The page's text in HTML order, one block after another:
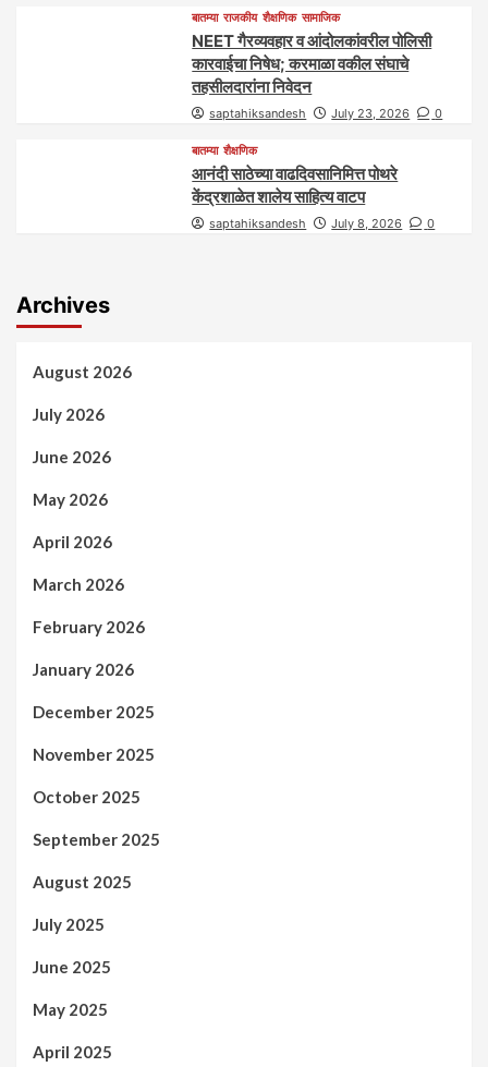
बातम्या राजकीय शैक्षणिक सामाजिक
NEET गैरव्यवहार व आंदोलकांवरील पोलिसी
कारवाईचा निषेध; करमाळा वकील संघाचे
तहसीलदारांना निवेदन
saptahiksandesh July 23, 2026 0
बातम्या शैक्षणिक
आनंदी साठेच्या वाढदिवसानिमित्त पोथरे
केंद्रशाळेत शालेय साहित्य वाटप
saptahiksandesh July 8, 2026 0
Archives
August 2026
July 2026
June 2026
May 2026
April 2026
March 2026
February 2026
January 2026
December 2025
November 2025
October 2025
September 2025
August 2025
July 2025
June 2025
May 2025
April 2025